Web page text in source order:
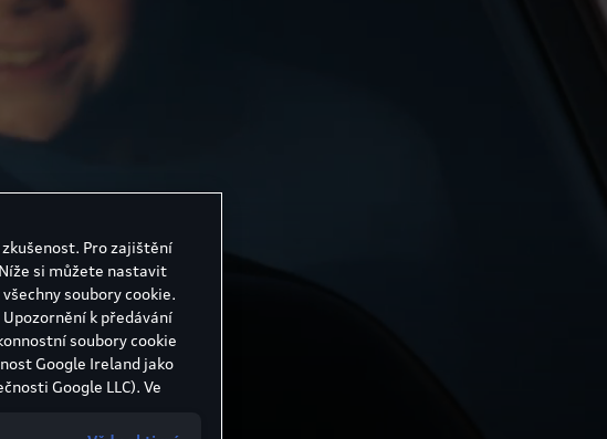
Pro zajištění
si můžete nastavit
soubory cookie.
k předávání
soubory cookie
Google Ireland jako
Google LLC). Ve
toho pro vás mohou